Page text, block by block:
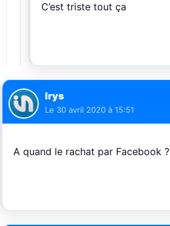
C’est triste tout ça
Irys
Le 30 avril 2020 à 15:51
A quand le rachat par Facebook ?